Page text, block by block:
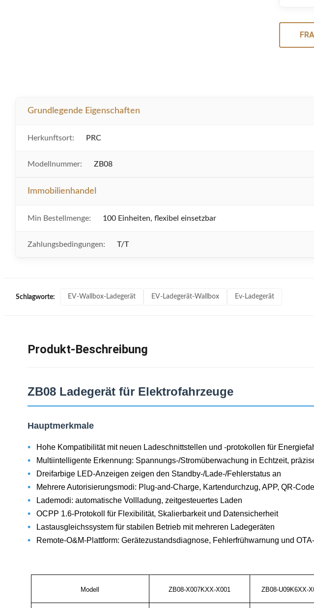
Grundlegende Eigenschaften
Herkunftsort: PRC
Modellnummer: ZB08
Immobilienhandel
Min Bestellmenge: 100 Einheiten, flexibel einsetzbar
Zahlungsbedingungen: T/T
Schlagworte: EV-Wallbox-Ladegerät EV-Ladegerät-Wallbox Ev-Ladegerät
Produkt-Beschreibung
ZB08 Ladegerät für Elektrofahrzeuge
Hauptmerkmale
• Hohe Kompatibilität mit neuen Ladeschnittstellen und -protokollen für
• Multiintelligente Erkennung: Spannungs-/Stromüberwachung in Echtzeit,
• Dreifarbige LED-Anzeigen zeigen den Standby-/Lade-/Fehlerstatus an
• Mehrere Autorisierungsmodi: Plug-and-Charge, Kartendurchzug, APP, QR-Code
• Lademodi: automatische Vollladung, zeitgesteuertes Laden
• OCPP 1.6-Protokoll für Flexibilität, Skalierbarkeit und Datensicherheit
• Lastausgleichssystem für stabilen Betrieb mit mehreren Ladegeräten
• Remote-O&M-Plattform: Gerätezustandsdiagnose, Fehlerfrühwarnung und
Modell ZB08-X007KXX-X001 ZB08-U09K6XX-